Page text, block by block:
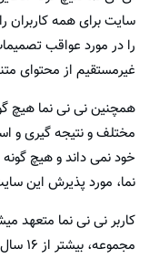
سایت برای همه کاربران
را در مورد عواقب
غیرمستقیم از محتوای
همچنین نی نی نما هیچ
مختلف و نتیجه گیری و
خود نمی داند و هیچ
نما، مورد پذیرش این
کاربر نی نی نما متعهد